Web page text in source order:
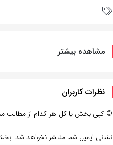
مشاهده بیشتر
نظرات کاربران
© کپی بخش یا کل هر کدام از مطالب
نشانی ایمیل شما منتشر نخواهد شد.